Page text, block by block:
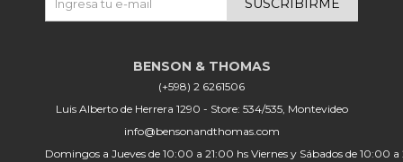
(+598) 2 6261506
Luis Alberto de Herrera 1290 - Store: 534/535, Montevideo
info@bensonandthomas.com
Domingos a Jueves de 10:00 a 21:00 hs Viernes y Sábados de 10:00
SUSCRIBIRME